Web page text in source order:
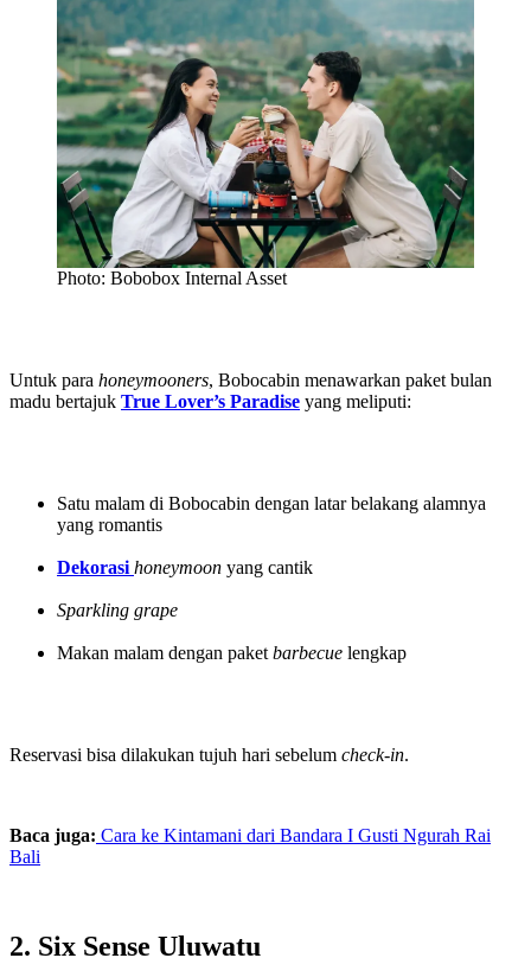
Photo: Bobobox Internal Asset
Untuk para honeymooners, Bobocabin menawarkan paket bulan
madu bertajuk True Lover’s Paradise yang meliputi:
Satu malam di Bobocabin dengan latar belakang alamnya
yang romantis
Dekorasi honeymoon yang cantik
Sparkling grape
Makan malam dengan paket barbecue lengkap
Reservasi bisa dilakukan tujuh hari sebelum check-in.
Baca juga: Cara ke Kintamani dari Bandara I Gusti Ngurah Rai
Bali
2. Six Sense Uluwatu